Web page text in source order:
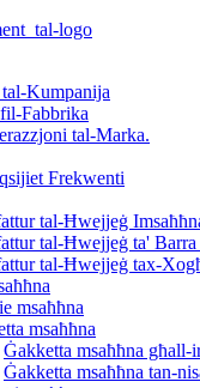
Kumpanija
Fabbrika
tal-Marka.
Frekwenti
tal-Ħwejjeġ
tal-Ħwejjeġ ta' Barra
tal-Ħwejjeġ tax-
msaħħna
msaħħna
Ġakketta msaħħna għall-
Ġakketta msaħħna tan-